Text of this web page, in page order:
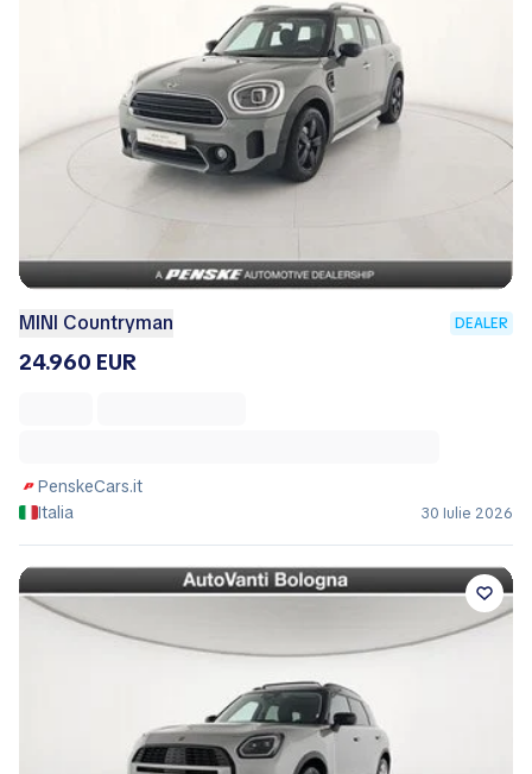
MINI Countryman DEALER
24.960 EUR
PenskeCars.it
Italia
30 Iulie 2026